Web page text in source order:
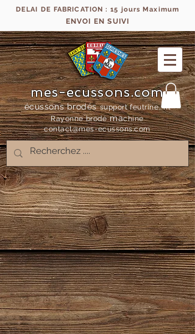
DELAI DE FABRICATION : 15 jours Maximum
ENVOI EN SUIVI
mes-ecussons.com
écussons brodés support feutrine, fil
Rayonne brodémachine
contact@mes-ecussons.com